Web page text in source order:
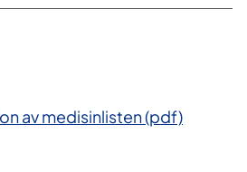
av medisinlisten (pdf)